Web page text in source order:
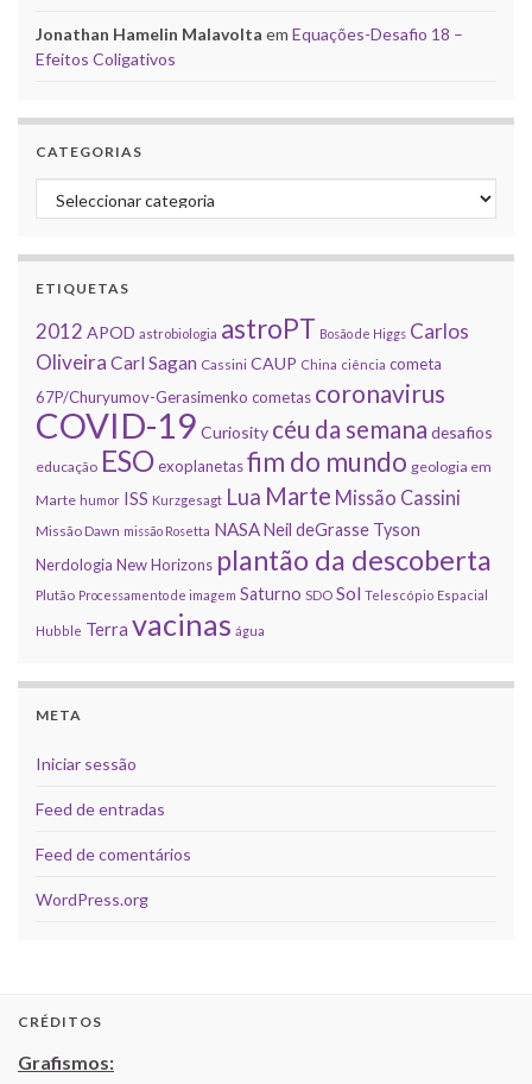
Jonathan Hamelin Malavolta em Equações-Desafio 18 –
Efeitos Coligativos
CATEGORIAS
Categorias
ETIQUETAS
2012 APOD astrobiologia astroPT Bosão de Higgs Carlos
Oliveira Carl Sagan Cassini CAUP China ciência cometa
67P/Churyumov-Gerasimenko cometas coronavirus
COVID-19 Curiosity céu da semana desafios
educação ESOexoplanetasfim do mundo geologia em
Marte humor ISS Kurzgesagt Lua Marte Missão Cassini
Missão Dawn missão Rosetta NASANeil deGrasse Tyson
Nerdologia New Horizons plantão da descoberta
Plutão Processamento de imagem Saturno SDO Sol Telescópio Espacial
Hubble Terra vacinas água
META
Iniciar sessão
Feed de entradas
Feed de comentários
WordPress.org
CRÉDITOS
Grafismos: